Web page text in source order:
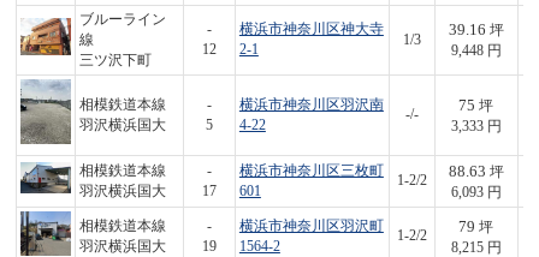
ブルーライン
線
三ツ沢下町
-
12
横浜市神奈川区神大寺
2-1
1/3
39.16 坪
9,448 円
相模鉄道本線
羽沢横浜国大
-
5
横浜市神奈川区羽沢南
4-22
-/-
75 坪
3,333 円
相模鉄道本線
羽沢横浜国大
-
17
横浜市神奈川区三枚町
601
1-2/2
88.63 坪
6,093 円
相模鉄道本線
羽沢横浜国大
-
19
横浜市神奈川区羽沢町
1564-2
1-2/2
79 坪
8,215 円